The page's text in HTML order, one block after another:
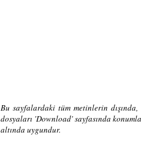
Bu sayfalardaki tüm metinlerin
dosyaları 'Download' sayfasında
altında uygundur.